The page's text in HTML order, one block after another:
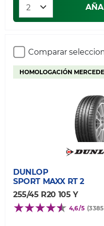
Comparar
HOMOLOGACIÓN
DUNLOP
SPORT MAXX RT 2
255/45 R20 105 Y
4,6/5